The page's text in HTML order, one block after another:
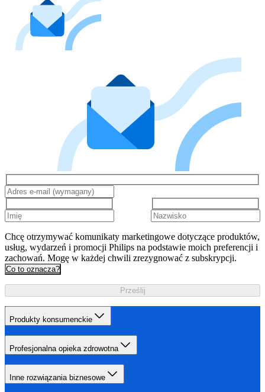
Chcę otrzymywać komunikaty marketingowe dotyczące produktów,
usług, wydarzeń i promocji Philips na podstawie moich preferencji i
zachowań. Mogę w każdej chwili zrezygnować z subskrypcji.
Co to oznacza?
Prześlij
Produkty konsumenckie
Profesjonalna opieka zdrowotna
Inne rozwiązania biznesowe